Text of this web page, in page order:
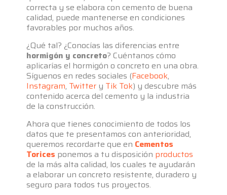
correcta y se elabora con cemento de buena
calidad, puede mantenerse en condiciones
favorables por muchos años.
¿Qué tal? ¿Conocías las diferencias entre
hormigón y concreto? Cuéntanos cómo
aplicarías el hormigón o concreto en una obra.
Síguenos en redes sociales (Facebook,
Instagram, Twitter y Tik Tok) y descubre más
contenido acerca del cemento y la industria
de la construcción.
Ahora que tienes conocimiento de todos los
datos que te presentamos con anterioridad,
queremos recordarte que en Cementos
Torices ponemos a tu disposición productos
de la más alta calidad, los cuales te ayudarán
a elaborar un concreto resistente, duradero y
seguro para todos tus proyectos.